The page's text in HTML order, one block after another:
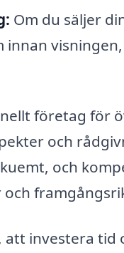
Om du säljer
företag för
och
och
att investera